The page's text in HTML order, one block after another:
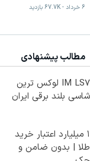
6 خرداد -
67.7K بازدید
مطالب پیشنهادی
IM LS7 لوکس ترین
شاسی بلند برقی ایران
۱ میلیارد اعتبار خرید
طلا | بدون ضامن و